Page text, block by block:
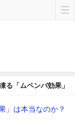
る「ムペンバ効果」
」は本当なのか？